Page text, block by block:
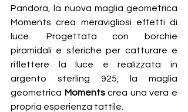
Pandora, la nuova maglia geometrica
Moments crea meravigliosi effetti di
luce. Progettata con borchie
piramidali e sferiche per catturare e
riflettere la luce e realizzata in
argento sterling 925, la maglia
geometrica Moments crea una vera e
propria esperienza tattile.